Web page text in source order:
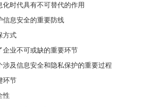
时代具有不可替代的作用
信息安全的重要防线
方式
企业不可或缺的重要环节
涉及信息安全和隐私保护的重要过程
环节
性